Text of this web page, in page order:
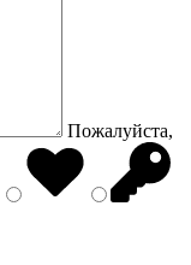
Пожалуйста,